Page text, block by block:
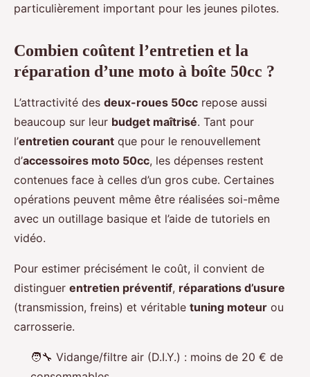
particulièrement important pour les jeunes pilotes.
Combien coûtent l’entretien et la
réparation d’une moto à boîte 50cc ?
L’attractivité des deux-roues 50cc repose aussi
beaucoup sur leur budget maîtrisé. Tant pour
l’entretien courant que pour le renouvellement
d’accessoires moto 50cc, les dépenses restent
contenues face à celles d’un gros cube. Certaines
opérations peuvent même être réalisées soi-même
avec un outillage basique et l’aide de tutoriels en
vidéo.
Pour estimer précisément le coût, il convient de
distinguer entretien préventif, réparations d’usure
(transmission, freins) et véritable tuning moteur ou
carrosserie.
🧑‍🔧 Vidange/filtre air (D.I.Y.) : moins de 20 € de